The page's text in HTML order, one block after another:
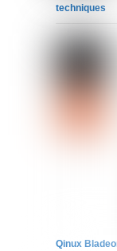
techniques
Qinux